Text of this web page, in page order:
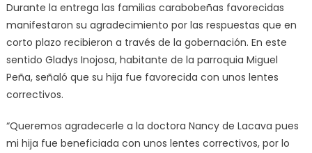
Durante la entrega las familias carabobeñas favorecidas
manifestaron su agradecimiento por las respuestas que en
corto plazo recibieron a través de la gobernación. En este
sentido Gladys Inojosa, habitante de la parroquia Miguel
Peña, señaló que su hija fue favorecida con unos lentes
correctivos.
“Queremos agradecerle a la doctora Nancy de Lacava pues
mi hija fue beneficiada con unos lentes correctivos, por lo